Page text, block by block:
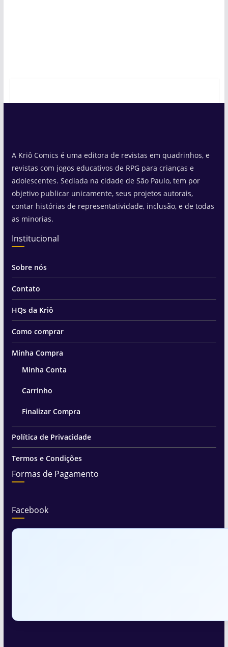
A Kriô Comics é uma editora de revistas em quadrinhos, e
revistas com jogos educativos de RPG para crianças e
adolescentes. Sediada na cidade de São Paulo, tem por
objetivo publicar unicamente, seus projetos autorais,
contar histórias de representatividade, inclusão, e de todas
as minorias.
Institucional
Sobre nós
Contato
HQs da Kriô
Como comprar
Minha Compra
Minha Conta
Carrinho
Finalizar Compra
Política de Privacidade
Termos e Condições
Formas de Pagamento
Facebook